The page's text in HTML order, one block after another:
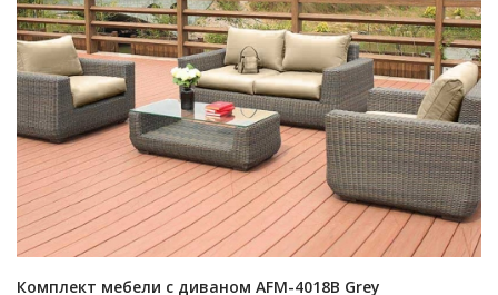
Комплект мебели с диваном AFM-4018B Grey